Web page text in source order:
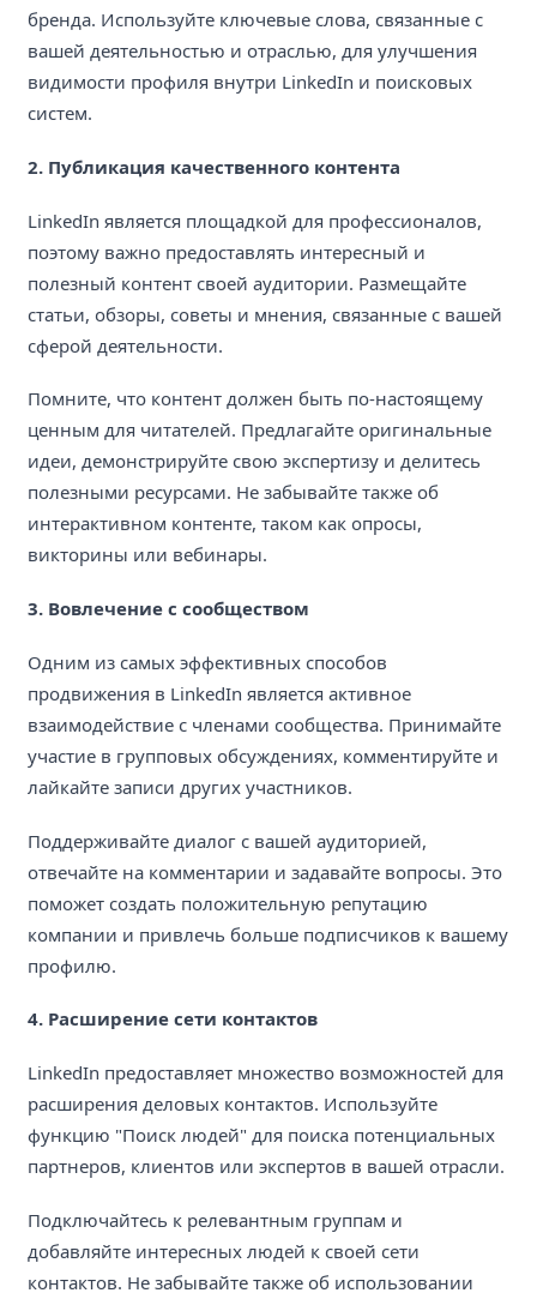
бренда. Используйте ключевые слова, связанные с
вашей деятельностью и отраслью, для улучшения
видимости профиля внутри LinkedIn и поисковых
систем.
2. Публикация качественного контента
LinkedIn является площадкой для профессионалов,
поэтому важно предоставлять интересный и
полезный контент своей аудитории. Размещайте
статьи, обзоры, советы и мнения, связанные с вашей
сферой деятельности.
Помните, что контент должен быть по-настоящему
ценным для читателей. Предлагайте оригинальные
идеи, демонстрируйте свою экспертизу и делитесь
полезными ресурсами. Не забывайте также об
интерактивном контенте, таком как опросы,
викторины или вебинары.
3. Вовлечение с сообществом
Одним из самых эффективных способов
продвижения в LinkedIn является активное
взаимодействие с членами сообщества. Принимайте
участие в групповых обсуждениях, комментируйте и
лайкайте записи других участников.
Поддерживайте диалог с вашей аудиторией,
отвечайте на комментарии и задавайте вопросы. Это
поможет создать положительную репутацию
компании и привлечь больше подписчиков к вашему
профилю.
4. Расширение сети контактов
LinkedIn предоставляет множество возможностей для
расширения деловых контактов. Используйте
функцию "Поиск людей" для поиска потенциальных
партнеров, клиентов или экспертов в вашей отрасли.
Подключайтесь к релевантным группам и
добавляйте интересных людей к своей сети
контактов. Не забывайте также об использовании